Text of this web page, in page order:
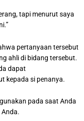
tapi menurut saya
pertanyaan tersebut
ahli di bidang tersebut.
dapat
kepada si penanya.
pada saat Anda